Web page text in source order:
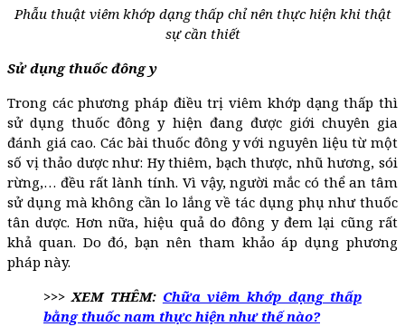
Phẫu thuật viêm khớp dạng thấp chỉ nên thực hiện khi thật
sự cần thiết
Sử dụng thuốc đông y
Trong các phương pháp điều trị viêm khớp dạng thấp thì
sử dụng thuốc đông y hiện đang được giới chuyên gia
đánh giá cao. Các bài thuốc đông y với nguyên liệu từ một
số vị thảo dược như: Hy thiêm, bạch thược, nhũ hương, sói
rừng,… đều rất lành tính. Vì vậy, người mắc có thể an tâm
sử dụng mà không cần lo lắng về tác dụng phụ như thuốc
tân dược. Hơn nữa, hiệu quả do đông y đem lại cũng rất
khả quan. Do đó, bạn nên tham khảo áp dụng phương
pháp này.
>>> XEM THÊM: Chữa viêm khớp dạng thấp
bằng thuốc nam thực hiện như thế nào?